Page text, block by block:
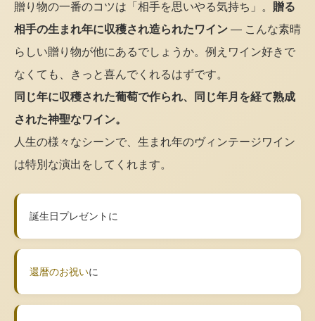
贈り物の一番のコツは「相手を思いやる気持ち」。 贈る
相手の生まれ年に収穫され造られたワイン — こんな素晴
らしい贈り物が他にあるでしょうか。例えワイン好きで
なくても、きっと喜んでくれるはずです。
同じ年に収穫された葡萄で作られ、同じ年月を経て熟成
された神聖なワイン。
人生の様々なシーンで、生まれ年のヴィンテージワイン
は特別な演出をしてくれます。
誕生日プレゼントに
還暦のお祝いに